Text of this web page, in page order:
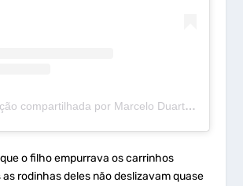
Uma publicação compartilhada por Marcelo Duarte (@mdcurioso)
o filho empurrava os carrinhos
rodinhas deles não deslizavam quase